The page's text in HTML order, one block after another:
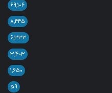
۶۹,۱۰۶
۸,۴۴۵
۶,۳۳۳
۳,۴۰۳
۱,۶۵۰
۵۹